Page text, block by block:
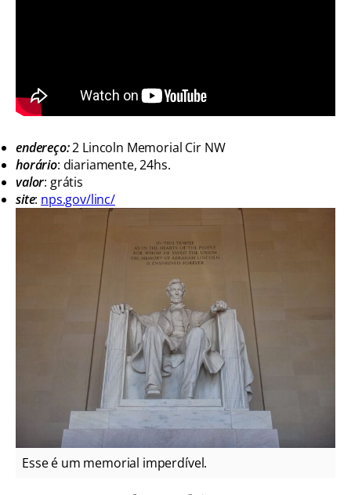
endereço:2 Lincoln Memorial Cir NW
horário: diariamente, 24hs.
valor: grátis
site: nps.gov/linc/
Esse é um memorial imperdível.